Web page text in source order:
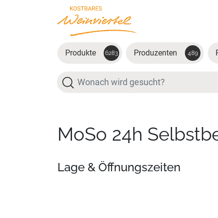
Zum Hauptinhalt springen
Produkte 6283 Produzenten 489
Suche
MoSo 24h
Lage & Öffnungszeiten